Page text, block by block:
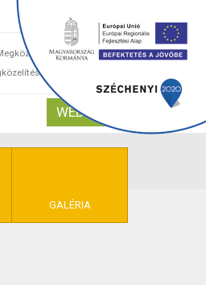
0
WEBSHOP
GALÉRIA